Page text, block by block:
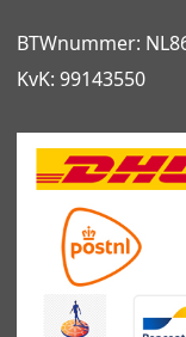
BTWnummer:
KvK: 99143550